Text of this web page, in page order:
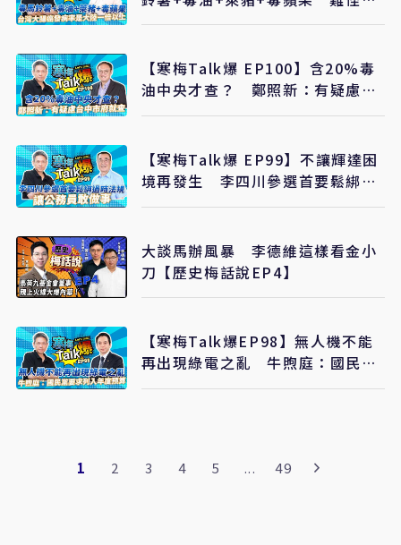
灣大腸癌發病率是大陸一倍以上
【寒梅Talk爆 EP100】含20%毒
油中央才查？ 鄭照新：有疑慮台
中市府就查 保護消費者最重要
【寒梅Talk爆 EP99】不讓輝達困
境再發生 李四川參選首要鬆綁過
時法規、讓公務員敢做事
大談馬辦風暴 李德維這樣看金小
刀【歷史梅話說EP4】
【寒梅Talk爆EP98】無人機不能
再出現綠電之亂 牛煦庭：國民黨
要求列入年度預算而非特別預算
1 2 3 4 5 ... 49